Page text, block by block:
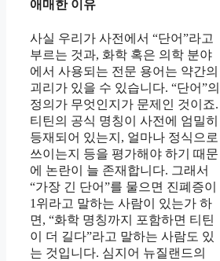
애매한 이유
사실 우리가 사전에서 “단어”라고
부르는 것과, 화학 혹은 의학 분야
에서 사용되는 전문 용어는 약간의
괴리가 있을 수 있습니다. “단어”의
정의가 무엇인지가 문제인 것이죠.
티틴의 공식 명칭이 사전에 엄밀히
등재되어 있는지, 얼마나 정식으로
쓰이는지 등을 평가해야 하기 때문
에 논란이 늘 존재합니다. 그래서
“가장 긴 단어”를 물으면 진폐증이
1위라고 말하는 사람이 있는가 하
면, “화학 명칭까지 포함하면 티틴
이 더 길다”라고 말하는 사람도 있
는 것입니다. 심지어 뉴질랜드의